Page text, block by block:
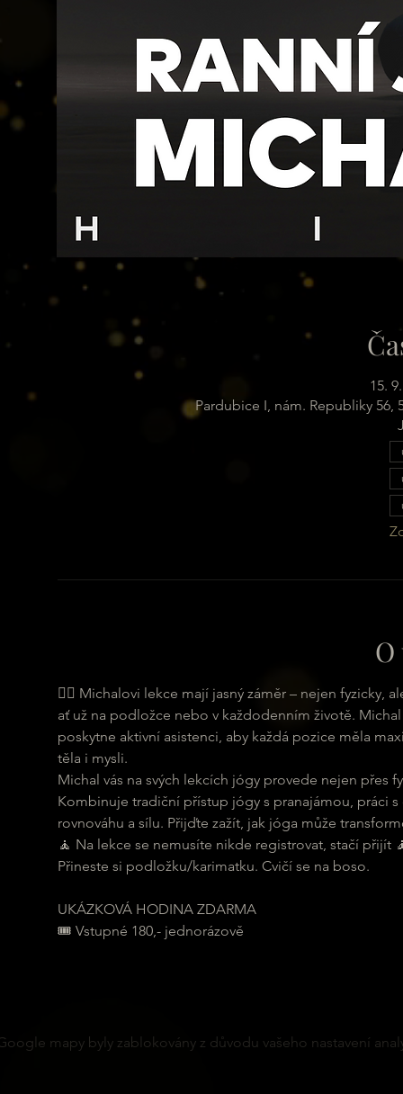
15.
Pardubice I, nám. Republiky 56,
🧘‍♀ Michalovi lekce mají jasný záměr – nejen
ať už na podložce nebo v každodenním životě.
poskytne aktivní asistenci, aby každá pozice měla
těla i mysli.
Michal vás na svých lekcích jógy provede nejen
Kombinuje tradiční přístup jógy s pranajámou, práci
rovnováhu a sílu. Přijďte zažít, jak jóga může
🧘 Na lekce se nemusíte nikde registrovat, stačí přijít
Přineste si podložku/karimatku. Cvičí se na boso.
UKÁZKOVÁ HODINA ZDARMA
🎟 Vstupné 180,- jednorázově
mapy byly zablokovány z důvodu vašeho nastavení